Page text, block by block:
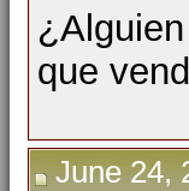
que
June 24,